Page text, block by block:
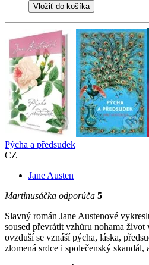
Vložiť do košíka
Pýcha a předsudek
CZ
Jane Austen
Martinusáčka odporúča 5
Slavný román Jane Austenové
soused převrátit vzhůru nohama
ovzduší se vznáší pýcha, láska,
zlomená srdce i společenský skandál,